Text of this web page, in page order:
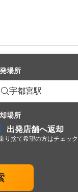
場所
宇都宮駅
場所
出発店舗へ返却
り捨て希望の方はチェッ